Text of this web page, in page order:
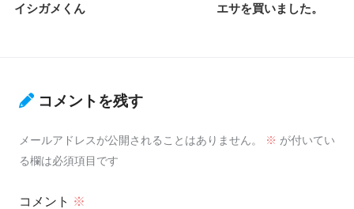
イシガメくん エサを買いました。
コメントを残す
メールアドレスが公開されることはありません。 ※ が付いてい
る欄は必須項目です
コメント ※